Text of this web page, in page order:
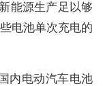
能源生产足以够
电池单次充电的
内电动汽车电池